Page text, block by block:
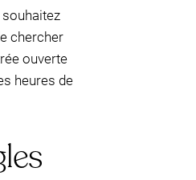
chercher
ouverte
heures de